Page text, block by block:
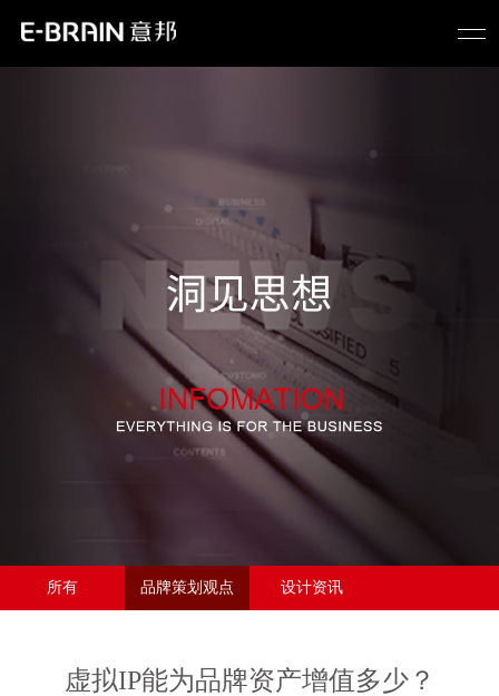
所有 品牌策划观点 设计资讯
虚拟IP能为品牌资产增值多少？